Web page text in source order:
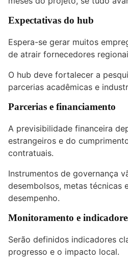
Expectativas do hub
Espera-se gerar muitos
de atrair fornecedores
O hub deve fortalecer a
parcerias acadêmicas e
Parcerias e financiamento
A previsibilidade financeira
estrangeiros e do
contratuais.
Instrumentos de governança
desembolsos, metas técnicas
desempenho.
Monitoramento e
Serão definidos indicadores
progresso e o impacto local.